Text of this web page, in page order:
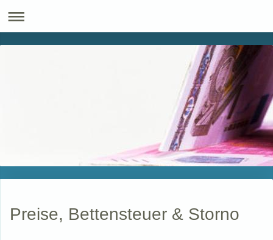
Preise, Bettensteuer & Storno